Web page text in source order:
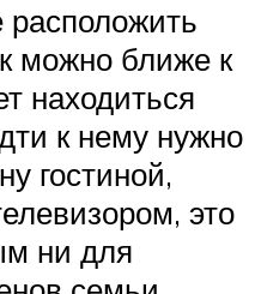
можно ближе к
находиться
к нему нужно
гостиной,
это
ни для